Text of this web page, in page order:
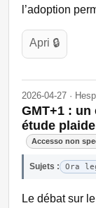
l’adoption
Apri 🔒
2026-04-27 ·
GMT+1 :
étude
Accesso non
Sujets : Ora
Le débat sur